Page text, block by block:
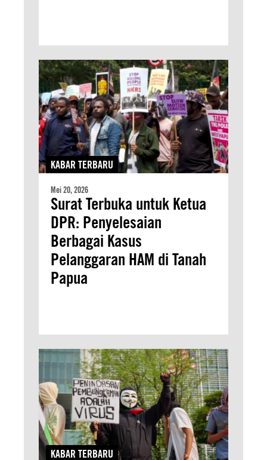
KABAR TERBARU
Mei 20, 2026
Surat Terbuka untuk Ketua
DPR: Penyelesaian
Berbagai Kasus
Pelanggaran HAM di Tanah
Papua
KABAR TERBARU